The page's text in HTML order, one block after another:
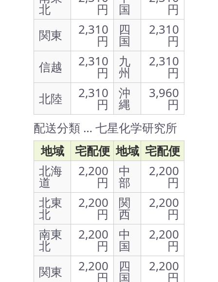
北 円 国
円
関東
2,310
円
四
国
2,310
円
信越
2,310
円
九
州
2,310
円
北陸
2,310
円
沖
縄
3,960
円
配送分類 … 七星化学研究所
地域
宅配便 地域 宅配便
北海
道
2,200
円
中
部
2,200
円
北東
北
2,200
円
関
西
2,200
円
南東
北
2,200
円
中
国
2,200
円
関東
2,200
円
四
国
2,200
円